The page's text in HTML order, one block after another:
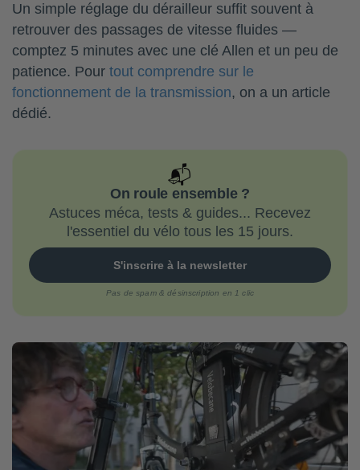
Un simple réglage du dérailleur suffit souvent à
retrouver des passages de vitesse fluides —
comptez 5 minutes avec une clé Allen et un peu de
patience. Pour tout comprendre sur le
fonctionnement de la transmission, on a un article
dédié.
📬
On roule ensemble ?
Astuces méca, tests & guides... Recevez
l'essentiel du vélo tous les 15 jours.
S'inscrire à la newsletter
Pas de spam & désinscription en 1 clic